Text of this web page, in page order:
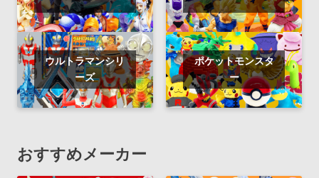
ウルトラマンシリ
ーズ
ポケットモンスタ
ー
おすすめメーカー